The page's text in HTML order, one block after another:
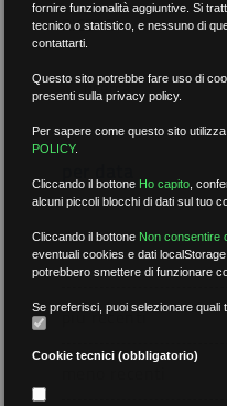
RICERCA
più recenti
fornire funzionalità aggiuntive. Si
tecnico o statistico, e nessuno di
contattarti.
Questo sito potrebbe fare uso di
presenti sulla privacy policy.
Per sapere come questo sito
POLICY.
Cliccando il bottone Ho capito ,
alcuni piccoli blocchi di dati sul tuo
Cliccando il bottone Non consentire
eventuali cookies e dati
potrebbero smettere di funzionare
Se preferisci, puoi selezionare quali
Cookie tecnici (obbligatorio)